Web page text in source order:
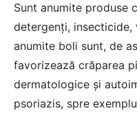
Sunt anumite produse
detergenți, insecticide,
anumite boli sunt, de
favorizează crăparea
dermatologice și
psoriazis, spre